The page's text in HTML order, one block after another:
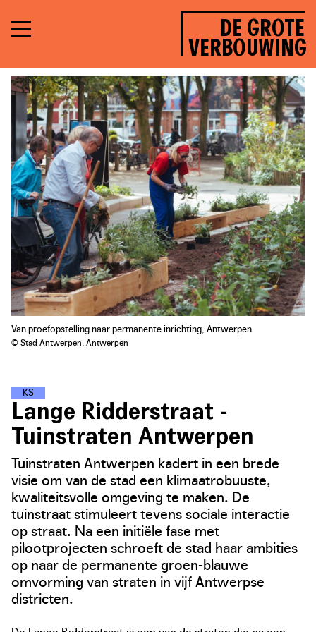
DE GROTE
VERBOUWING
Van proefopstelling naar permanente inrichting, Antwerpen
© Stad Antwerpen, Antwerpen
KL
IM
A
A
T
S
Lange Ridderstraat -
Tuinstraten Antwerpen
Tuinstraten Antwerpen kadert in een brede
visie om van de stad een klimaatrobuuste,
kwaliteitsvolle omgeving te maken. De
tuinstraat stimuleert tevens sociale interactie
op straat. Na een initiële fase met
pilootprojecten schroeft de stad haar ambities
op naar de permanente groen-blauwe
omvorming van straten in vijf Antwerpse
districten.